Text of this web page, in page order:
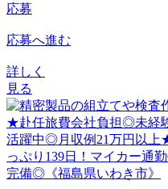
応募
応募へ進む
詳しく
見る